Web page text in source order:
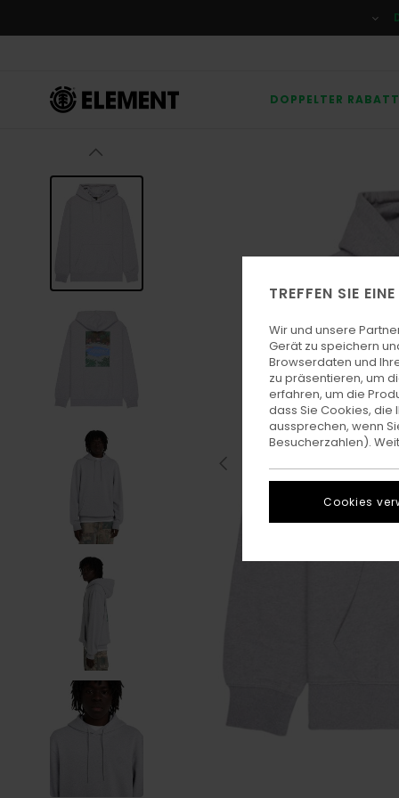
Produktinformation
DOPPELTER RABATT
TREFFEN SIE
Wir und unsere
Gerät zu speichern
Browserdaten und
zu präsentieren, um
erfahren, um die
dass Sie Cookies,
aussprechen, wenn
Besucherzahlen).
Cookies